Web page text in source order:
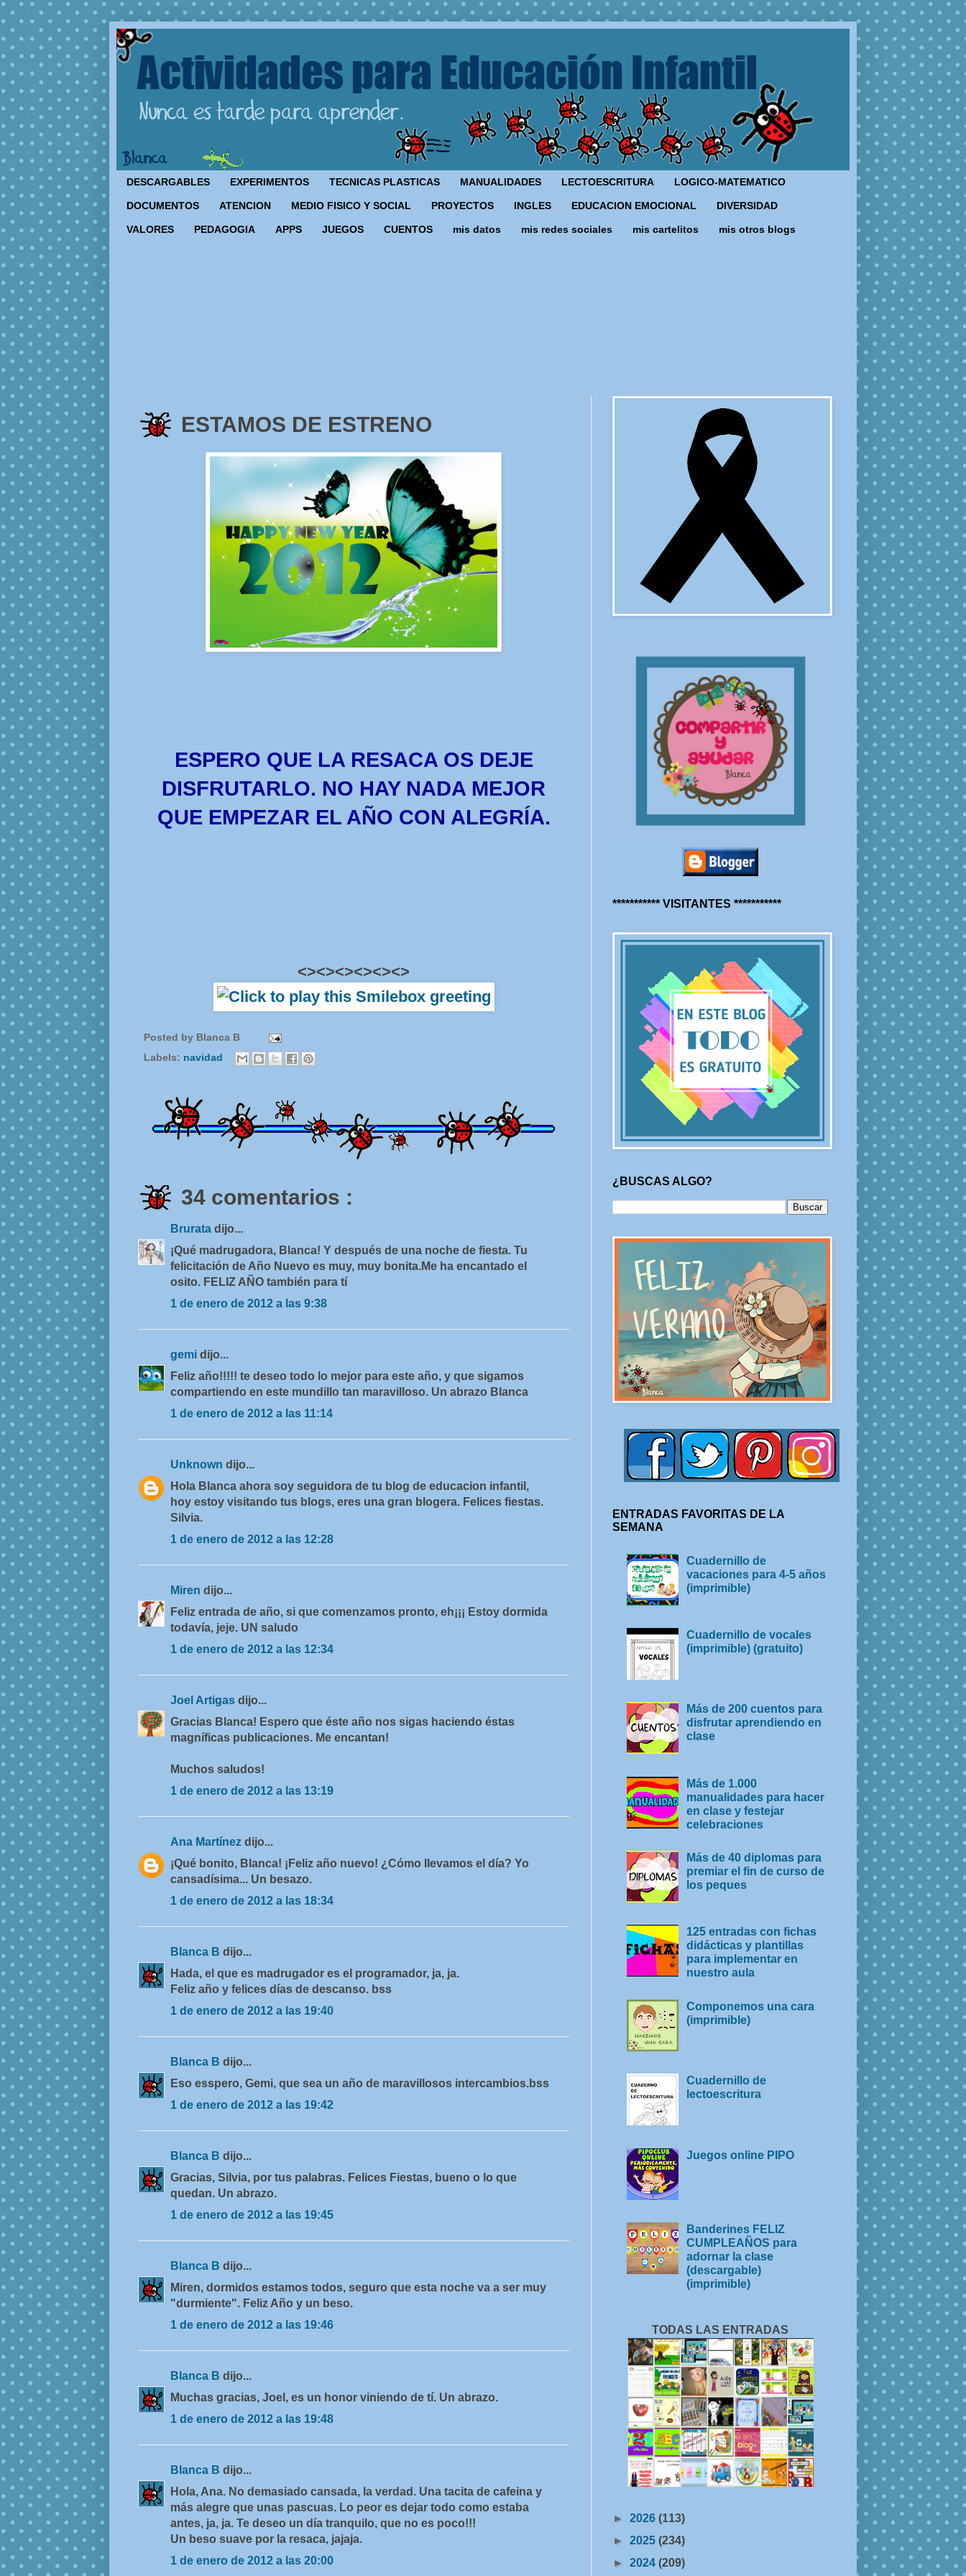
DESCARGABLES EXPERIMENTOS TECNICAS PLASTICAS MANUALIDADES LECTOESCRITURA LOGICO-MATEMATICO
DOCUMENTOS ATENCION MEDIO FISICO Y SOCIAL PROYECTOS INGLES EDUCACION EMOCIONAL DIVERSIDAD
VALORES PEDAGOGIA APPS JUEGOS CUENTOS mis datos mis redes sociales mis cartelitos mis otros blogs
ESTAMOS DE ESTRENO
ESPERO QUE LA RESACA OS DEJE
DISFRUTARLO. NO HAY NADA MEJOR
QUE EMPEZAR EL AÑO CON ALEGRÍA.
<><><><><><>
Posted by Blanca B
Labels: navidad
34 comentarios :
Brurata dijo...
¡Qué madrugadora, Blanca! Y después de una noche de fiesta. Tu
felicitación de Año Nuevo es muy, muy bonita.Me ha encantado el
osito. FELIZ AÑO también para tí
1 de enero de 2012 a las 9:38
gemi dijo...
Feliz año!!!!! te deseo todo lo mejor para este año, y que sigamos
compartiendo en este mundillo tan maravilloso. Un abrazo Blanca
1 de enero de 2012 a las 11:14
Unknown dijo...
Hola Blanca ahora soy seguidora de tu blog de educacion infantil,
hoy estoy visitando tus blogs, eres una gran blogera. Felices fiestas.
Silvia.
1 de enero de 2012 a las 12:28
Miren dijo...
Feliz entrada de año, si que comenzamos pronto, eh¡¡¡ Estoy dormida
todavía, jeje. UN saludo
1 de enero de 2012 a las 12:34
Joel Artigas dijo...
Gracias Blanca! Espero que éste año nos sigas haciendo éstas
magníficas publicaciones. Me encantan!
Muchos saludos!
1 de enero de 2012 a las 13:19
Ana Martínez dijo...
¡Qué bonito, Blanca! ¡Feliz año nuevo! ¿Cómo llevamos el día? Yo
cansadísima... Un besazo.
1 de enero de 2012 a las 18:34
Blanca B dijo...
Hada, el que es madrugador es el programador, ja, ja.
Feliz año y felices días de descanso. bss
1 de enero de 2012 a las 19:40
Blanca B dijo...
Eso esspero, Gemi, que sea un año de maravillosos intercambios.bss
1 de enero de 2012 a las 19:42
Blanca B dijo...
Gracias, Silvia, por tus palabras. Felices Fiestas, bueno o lo que
quedan. Un abrazo.
1 de enero de 2012 a las 19:45
Blanca B dijo...
Miren, dormidos estamos todos, seguro que esta noche va a ser muy
"durmiente". Feliz Año y un beso.
1 de enero de 2012 a las 19:46
Blanca B dijo...
Muchas gracias, Joel, es un honor viniendo de tí. Un abrazo.
1 de enero de 2012 a las 19:48
Blanca B dijo...
Hola, Ana. No demasiado cansada, la verdad. Una tacita de cafeina y
más alegre que unas pascuas. Lo peor es dejar todo como estaba
antes, ja, ja. Te deseo un día tranquilo, que no es poco!!!
Un beso suave por la resaca, jajaja.
1 de enero de 2012 a las 20:00
*********** VISITANTES ***********
¿BUSCAS ALGO?
ENTRADAS FAVORITAS DE LA
SEMANA
Cuadernillo de
vacaciones para 4-5 años
(imprimible)
Cuadernillo de vocales
(imprimible) (gratuito)
Más de 200 cuentos para
disfrutar aprendiendo en
clase
Más de 1.000
manualidades para hacer
en clase y festejar
celebraciones
Más de 40 diplomas para
premiar el fin de curso de
los peques
125 entradas con fichas
didácticas y plantillas
para implementar en
nuestro aula
Componemos una cara
(imprimible)
Cuadernillo de
lectoescritura
Juegos online PIPO
Banderines FELIZ
CUMPLEAÑOS para
adornar la clase
(descargable)
(imprimible)
TODAS LAS ENTRADAS
► 2026 (113)
► 2025 (234)
► 2024 (209)